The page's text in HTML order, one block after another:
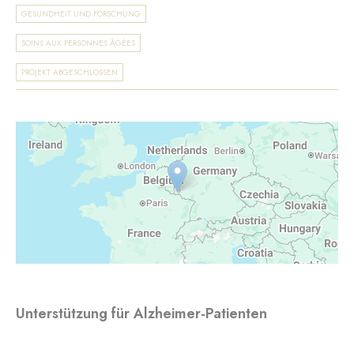
GESUNDHEIT UND FORSCHUNG
SOINS AUX PERSONNES ÂGÉES
PROJEKT ABGESCHLOSSEN
Unterstützung für Alzheimer-Patienten